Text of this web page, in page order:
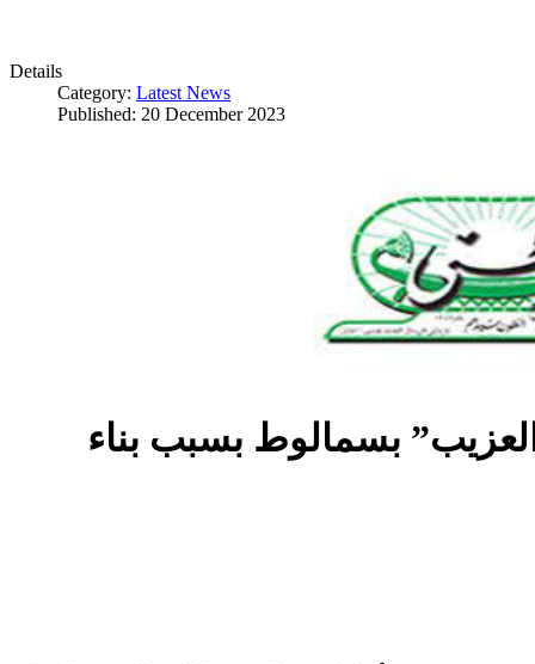
Details
Category: Latest News
Published: 20 December 2023
بسمالوط بسبب بناء